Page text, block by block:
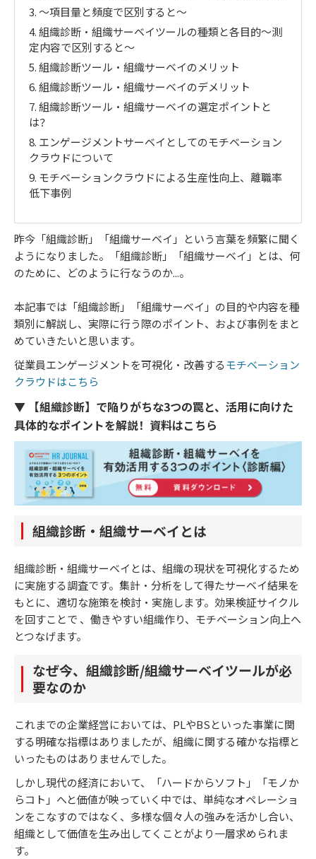
3.～項目量と頻度で区別すると～
4.組織診断・組織サーベイツールの種類と各目的～測
定内容で区別すると～
5.組織診断ツール・組織サーベイのメリット
6.組織診断ツール・組織サーベイのデメリット
7.組織診断ツール・組織サーベイの選定ポイントと
は？
8. エンゲージメントサーベイとしてのモチベーション
クラウドについて
9. モチベーションクラウドによる生産性向上、離職率
低下事例
昨今「組織診断」「組織サーベイ」という言葉を頻繁に聞く
ようになりました。「組織診断」「組織サーベイ」とは、何
のために、どのように行なうのか...。
本記事では「組織診断」「組織サーベイ」の目的や内容を種
類別に解説し、実際に行う際のポイント、および事例をまと
めていきたいと思います。
従業員エンゲージメントを可視化・改善するモチベーション
クラウドはこちら
▼ 【組織診断】で陥りがちな3つの罠と、活用に向けた
具体的なポイントを解説！資料はこちら
組織診断・組織サーベイとは
組織診断・組織サーベイとは、組織の現状を可視化するため
に実施する調査です。集計・分析をして得たサーベイ結果を
もとに、適切な施策を検討・実施します。効果検証サイクル
を回すことで 、働きやすい組織作り、モチベーション向上へ
とつなげます。
なぜ今、組織診断/組織サーベイツールが必
要なのか
これまでの企業経営においては、PLやBSといった事業に関
する明確な指標はありましたが、組織に関する確かな指標と
いったものはありませんでした。
しかし現代の経済において、「ハードからソフト」「モノか
らコト」へと価値が映っていく中では、単純なオペレーショ
ンをこなすのではなく、多様な個々人の強みを活かし合い、
組織として価値を生み出してくことがより一層求められま
す。